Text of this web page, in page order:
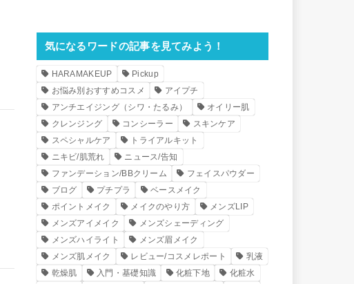
気になるワードの記事を見てみよう！
HARAMAKEUP
Pickup
お悩み別おすすめコスメ
アイプチ
アンチエイジング（シワ・たるみ）
オイリー肌
クレンジング
コンシーラー
スキンケア
スペシャルケア
トライアルキット
ニキビ/肌荒れ
ニュース/告知
ファンデーション/BBクリーム
フェイスパウダー
ブログ
プチプラ
ベースメイク
ポイントメイク
メイクのやり方
メンズLIP
メンズアイメイク
メンズシェーディング
メンズハイライト
メンズ眉メイク
メンズ肌メイク
レビュー/コスメレポート
乳液
乾燥肌
入門・基礎知識 化粧下地
化粧水